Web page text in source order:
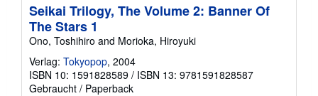
Seikai Trilogy, The Volume 2: Banner Of
The Stars 1
Ono, Toshihiro and Morioka, Hiroyuki
Verlag: Tokyopop, 2004
ISBN 10: 1591828589 / ISBN 13: 9781591828587
Gebraucht / Paperback